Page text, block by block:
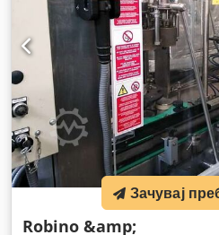
Robino &amp;
Зачувај